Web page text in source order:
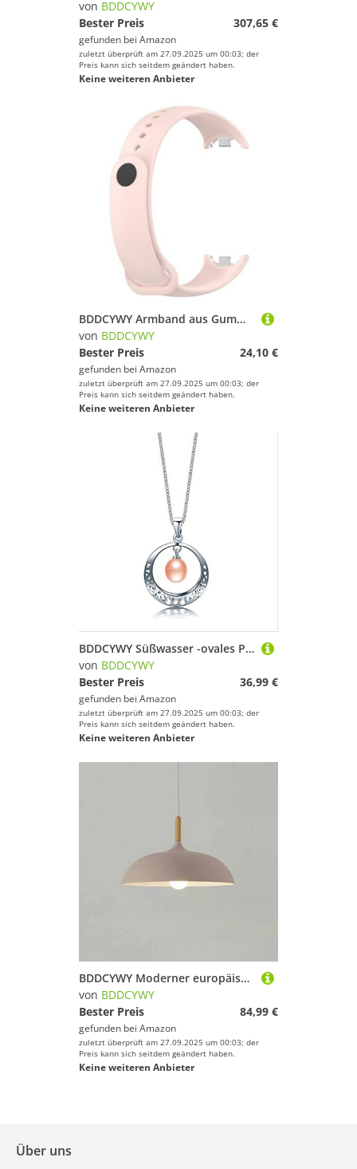
von BDDCYWY
Bester Preis
307,65 €
gefunden bei Amazon
zuletzt überprüft am 27.09.2025 um 00:03; der
Preis kann sich seitdem geändert haben.
Keine weiteren Anbieter
BDDCYWY Armband aus Gummi für Mi Band 8 Zubehör NFC Sport Smart Uhr Pulseira Correa Miband 8 Bandriemen
von BDDCYWY
Bester Preis
24,10 €
gefunden bei Amazon
zuletzt überprüft am 27.09.2025 um 00:03; der
Preis kann sich seitdem geändert haben.
Keine weiteren Anbieter
BDDCYWY Süßwasser -ovales Perlenhändler für Frauen
von BDDCYWY
Bester Preis
36,99 €
gefunden bei Amazon
zuletzt überprüft am 27.09.2025 um 00:03; der
Preis kann sich seitdem geändert haben.
Keine weiteren Anbieter
BDDCYWY Moderner europäischer Makkaron -Chaner für Cafés und Restaurants kreative Hanglampe für Veranda und Loft Single Head Pendant Light mit Topfabdeckung einfach und stilvolles Design (grün 60 *
von BDDCYWY
Bester Preis
84,99 €
gefunden bei Amazon
zuletzt überprüft am 27.09.2025 um 00:03; der
Preis kann sich seitdem geändert haben.
Keine weiteren Anbieter
Über uns